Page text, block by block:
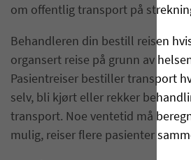
om offentlig transport på
Behandleren din bestill reisen
organsert reise på grunn av
Pasientreiser bestiller transport
selv, bli kjørt eller rekker
transport. Noe ventetid må
mulig, reiser flere pasienter